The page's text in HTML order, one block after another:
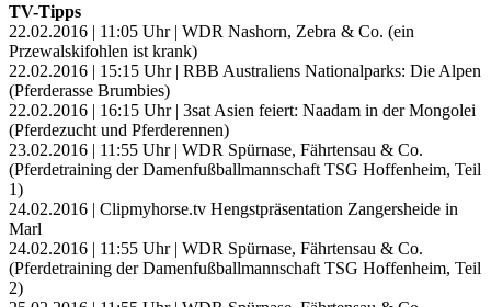
TV-Tipps
22.02.2016 | 11:05 Uhr | WDR Nashorn, Zebra & Co. (ein
Przewalskifohlen ist krank)
22.02.2016 | 15:15 Uhr | RBB Australiens Nationalparks: Die Alpen
(Pferderasse Brumbies)
22.02.2016 | 16:15 Uhr | 3sat Asien feiert: Naadam in der Mongolei
(Pferdezucht und Pferderennen)
23.02.2016 | 11:55 Uhr | WDR Spürnase, Fährtensau & Co.
(Pferdetraining der Damenfußballmannschaft TSG Hoffenheim, Teil
1)
24.02.2016 | Clipmyhorse.tv Hengstpräsentation Zangersheide in
Marl
24.02.2016 | 11:55 Uhr | WDR Spürnase, Fährtensau & Co.
(Pferdetraining der Damenfußballmannschaft TSG Hoffenheim, Teil
2)